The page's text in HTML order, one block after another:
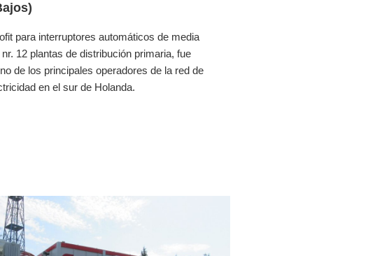
para interruptores automáticos de media
12 plantas de distribución primaria, fue
de los principales operadores de la red de
en el sur de Holanda.